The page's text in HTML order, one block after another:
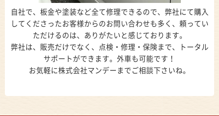
自社で、板金や塗装など全て修理できるので、弊社にて購入
してくださったお客様からのお問い合わせも多く、頼ってい
ただけるのは、ありがたいと感じております。
弊社は、販売だけでなく、点検・修理・保険まで、トータル
サポートができます。外車も可能です！
お気軽に株式会社マンデーまでご相談下さいね。